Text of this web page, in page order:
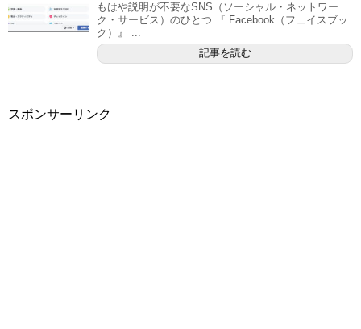
もはや説明が不要なSNS（ソーシャル・ネットワー
ク・サービス）のひとつ 『 Facebook（フェイスブッ
ク）』 ...
記事を読む
スポンサーリンク